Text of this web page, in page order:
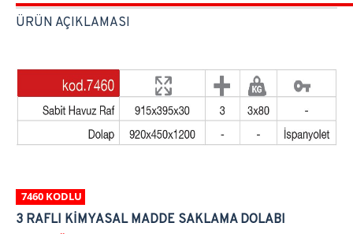
ÜRÜN AÇIKLAMASI
7460 KODLU
3 RAFLI KİMYASAL MADDE SAKLAMA DOLABI